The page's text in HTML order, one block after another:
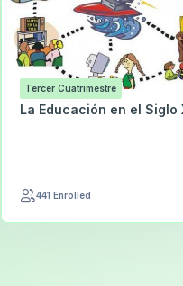
Tercer Cuatrimestre
La Educación en el Siglo
441 Enrolled